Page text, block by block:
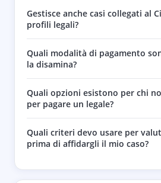
Gestisce anche casi collegati al
profili legali?
Quali modalità di pagamento
la disamina?
Quali opzioni esistono per chi
per pagare un legale?
Quali criteri devo usare per
prima di affidargli il mio caso?